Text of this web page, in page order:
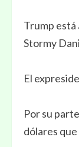
Trump está
Stormy
El
Por su
dólares